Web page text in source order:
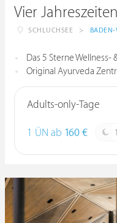
Vier
SCHLUCHSEE > BADEN-
Das 5 Sterne Wellness-
Original Ayurveda
Adults-only-Tage
1 ÜN ab 160 €